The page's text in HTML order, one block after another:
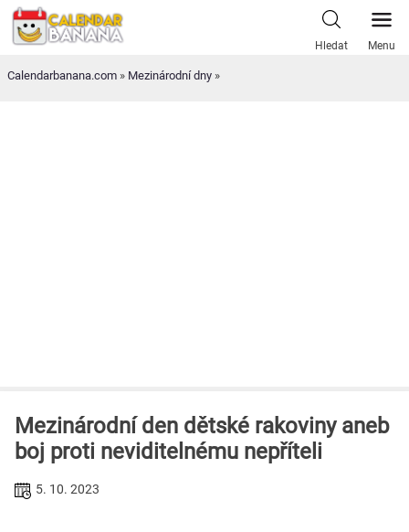
Skip
Hledat Menu
Calendarbanana.com » Mezinárodní dny »
Mezinárodní den dětské rakoviny aneb
boj proti neviditelnému nepříteli
5. 10. 2023